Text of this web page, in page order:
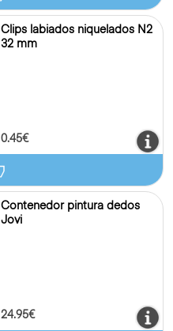
Clips labiados niquelados N2
32 mm
0.45€
Contenedor pintura dedos
Jovi
24.95€